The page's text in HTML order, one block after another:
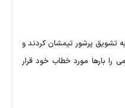
تشویق پرشور تیمشان کردند و
را بارها مورد خطاب خود قرار